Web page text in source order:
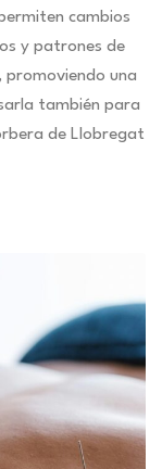
cambios
y patrones de
promoviendo una
también para
de Llobregat